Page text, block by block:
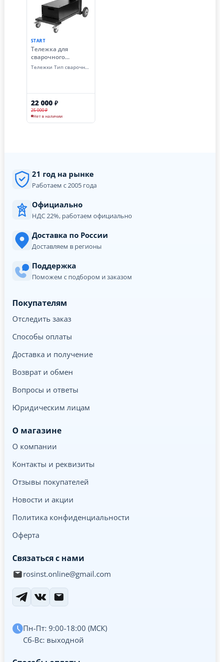
START
Тележка для
сварочного
аппарата START
Optima 2TG002
Тележки Тип сварочного расходника
22 000 ₽
25 000 ₽
Нет в наличии
21 год на рынке
Работаем с 2005 года
Официально
НДС 22%, работаем официально
Доставка по России
Доставляем в регионы
Поддержка
Поможем с подбором и заказом
Покупателям
Отследить заказ
Способы оплаты
Доставка и получение
Возврат и обмен
Вопросы и ответы
Юридическим лицам
О магазине
О компании
Контакты и реквизиты
Отзывы покупателей
Новости и акции
Политика конфиденциальности
Оферта
Связаться с нами
rosinst.online@gmail.com
Пн-Пт: 9:00-18:00 (МСК)
Сб-Вс: выходной